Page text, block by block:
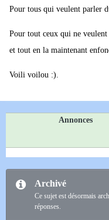
Pour tous qui veulent parler
Pour tout ceux qui ne
et tout en la maintenant
Voili voilou :).
Annonces
Archivé
Ce sujet est désormais
réponses.